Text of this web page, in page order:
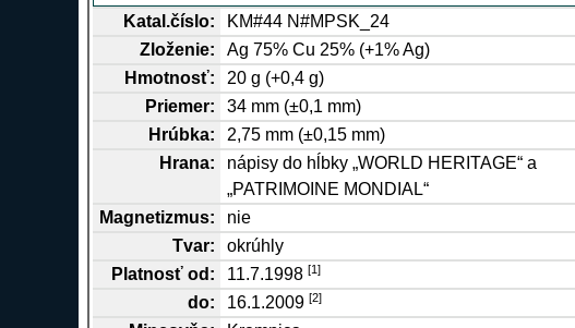
Katal.číslo:
KM#44 N#MPSK_24
Zloženie:
Ag 75%Cu 25% (+1% Ag)
Hmotnosť:
20 g (+0,4 g)
Priemer:
34 mm (±0,1 mm)
Hrúbka:
2,75 mm (±0,15 mm)
Hrana:
nápisy do hĺbky „WORLD HERITAGE“ a
„PATRIMOINE MONDIAL“
Magnetizmus:
nie
Tvar:
okrúhly
Platnosť od:
11.7.1998[1]
do: 16.1.2009[2]